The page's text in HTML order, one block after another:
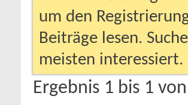
um den
Beiträge lesen.
meisten interessiert.
Ergebnis 1 bis 1